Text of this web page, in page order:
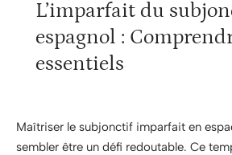
L’imparfait du
espagnol :
essentiels
Maîtriser le subjonctif imparfait en
sembler être un défi redoutable. Ce